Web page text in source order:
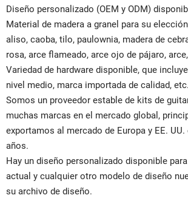
Diseño personalizado (OEM y ODM)
Material de madera a granel para su
aliso, caoba, tilo, paulownia, madera de
rosa, arce flameado, arce ojo de pájaro,
Variedad de hardware disponible, que
nivel medio, marca importada de calidad, etc.
Somos un proveedor estable de kits de
muchas marcas en el mercado global,
exportamos al mercado de Europa y EE.
años.
Hay un diseño personalizado disponible
actual y cualquier otro modelo de diseño
su archivo de diseño.